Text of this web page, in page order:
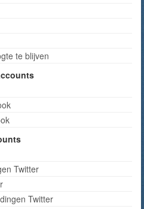
te blijven
Twitter
Twitter